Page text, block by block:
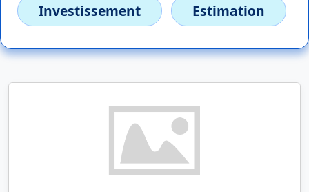
Investissement
Estimation